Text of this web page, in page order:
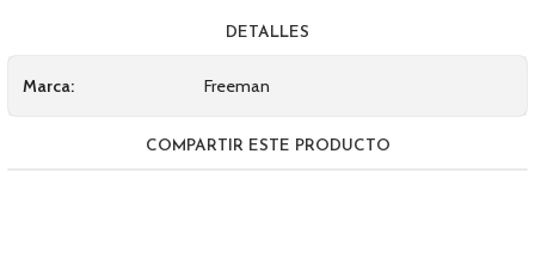
DETALLES
Marca: Freeman
COMPARTIR ESTE PRODUCTO